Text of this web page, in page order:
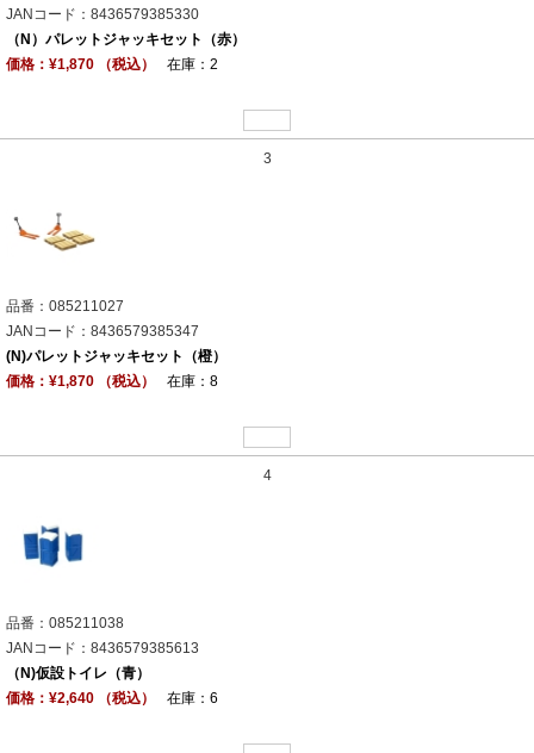
JANコード：8436579385330
（N）パレットジャッキセット（赤）
価格：¥1,870 （税込）
在庫：2
3
品番：085211027
JANコード：8436579385347
(N)パレットジャッキセット（橙）
価格：¥1,870 （税込）
在庫：8
4
品番：085211038
JANコード：8436579385613
（N)仮設トイレ（青）
価格：¥2,640 （税込）
在庫：6